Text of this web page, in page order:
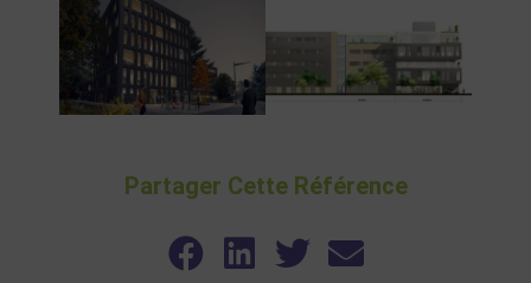
Partager Cette Référence